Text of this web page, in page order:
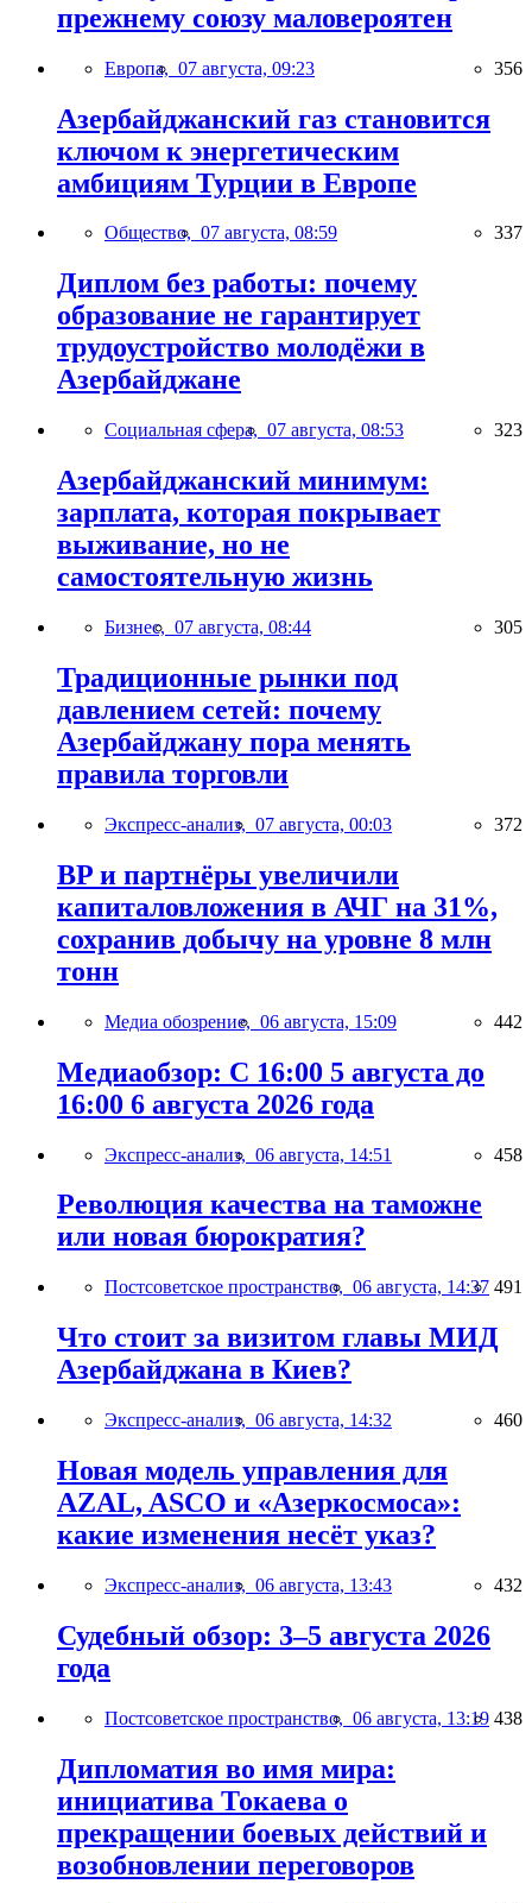
прежнему союзу маловероятен
Европа, 07 августа, 09:23 356
Азербайджанский газ становится
ключом к энергетическим
амбициям Турции в Европе
Общество, 07 августа, 08:59 337
Диплом без работы: почему
образование не гарантирует
трудоустройство молодёжи в
Азербайджане
Социальная сфера, 07 августа, 08:53 323
Азербайджанский минимум:
зарплата, которая покрывает
выживание, но не
самостоятельную жизнь
Бизнес, 07 августа, 08:44 305
Традиционные рынки под
давлением сетей: почему
Азербайджану пора менять
правила торговли
Экспресс-анализ, 07 августа, 00:03 372
BP и партнёры увеличили
капиталовложения в АЧГ на 31%,
сохранив добычу на уровне 8 млн
тонн
Медиа обозрение, 06 августа, 15:09 442
Медиаобзор: С 16:00 5 августа до
16:00 6 августа 2026 года
Экспресс-анализ, 06 августа, 14:51 458
Революция качества на таможне
или новая бюрократия?
Постсоветское пространство, 06 августа, 14:37 491
Что стоит за визитом главы МИД
Азербайджана в Киев?
Экспресс-анализ, 06 августа, 14:32 460
Новая модель управления для
AZAL, ASCO и «Азеркосмоса»:
какие изменения несёт указ?
Экспресс-анализ, 06 августа, 13:43 432
Судебный обзор: 3–5 августа 2026
года
Постсоветское пространство, 06 августа, 13:19 438
Дипломатия во имя мира:
инициатива Токаева о
прекращении боевых действий и
возобновлении переговоров